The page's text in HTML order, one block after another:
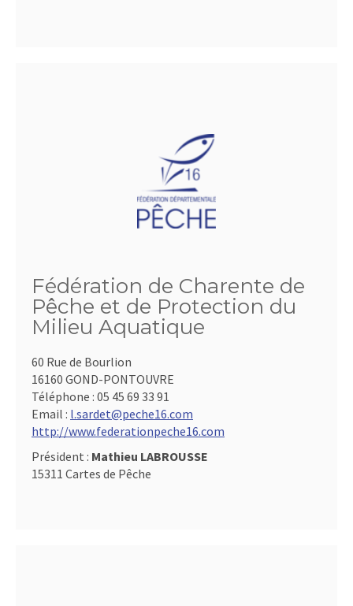
Fédération de Charente de
Pêche et de Protection du
Milieu Aquatique
60 Rue de Bourlion
16160 GOND-PONTOUVRE
Téléphone : 05 45 69 33 91
Email : l.sardet@peche16.com
http://www.federationpeche16.com
Président : Mathieu LABROUSSE
15311 Cartes de Pêche